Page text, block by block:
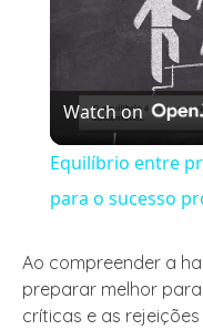
Watch on
Equilíbrio entre
para o sucesso
Ao compreender a
preparar melhor
críticas e as